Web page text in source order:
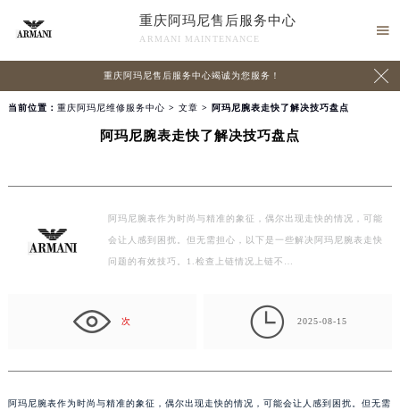
重庆阿玛尼售后服务中心
ARMANI MAINTENANCE

重庆阿玛尼售后服务中心竭诚为您服务！ 
当前位置： 重庆阿玛尼维修服务中心 > 文章 > 阿玛尼腕表走快了解决技巧盘点
阿玛尼腕表走快了解决技巧盘点
阿玛尼腕表作为时尚与精准的象征，偶尔出现走快的情况，可能
会让人感到困扰。但无需担心，以下是一些解决阿玛尼腕表走快
问题的有效技巧。1.检查上链情况上链不…
次  2025-08-15
阿玛尼腕表作为时尚与精准的象征，偶尔出现走快的情况，可能会让人感到困扰。但无需